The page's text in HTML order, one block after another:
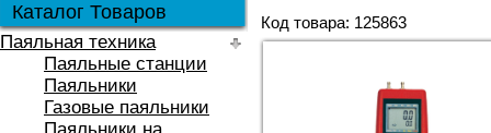
Каталог Товаров
Паяльная техника
Паяльные станции
Паяльники
Газовые паяльники
Код товара: 125863